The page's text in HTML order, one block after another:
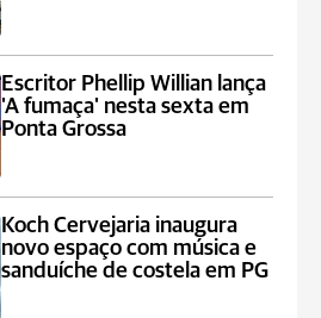
Escritor Phellip Willian lança
'A fumaça' nesta sexta em
Ponta Grossa
Koch Cervejaria inaugura
novo espaço com música e
sanduíche de costela em PG